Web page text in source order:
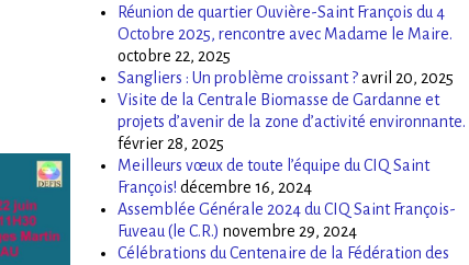
Réunion de quartier Ouvière-Saint François du 4
Octobre 2025, rencontre avec Madame le Maire.
octobre 22, 2025
Sangliers : Un problème croissant ?avril 20, 2025
Visite de la Centrale Biomasse de Gardanne et
projets d’avenir de la zone d’activité environnante.
février 28, 2025
Meilleurs vœux de toute l’équipe du CIQ Saint
François! décembre 16, 2024
Assemblée Générale 2024 du CIQ Saint François-
Fuveau (le C.R.) novembre 29, 2024
Célébrations du Centenaire de la Fédération des